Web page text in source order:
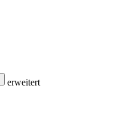
erweitert